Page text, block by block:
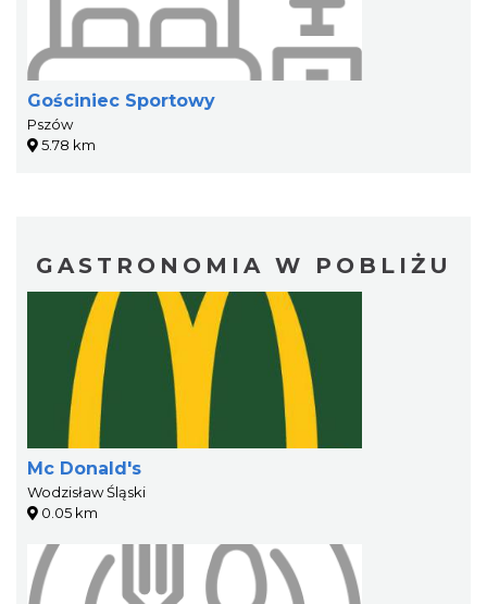
Gościniec Sportowy
Pszów
5.78 km
GASTRONOMIA W POBLIŻU
Mc Donald's
Wodzisław Śląski
0.05 km